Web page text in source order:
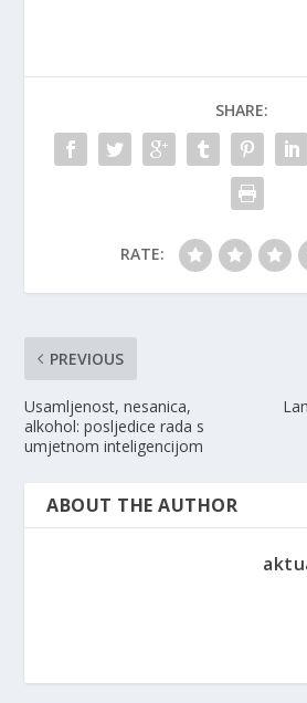
SHARE:
RATE:
PREVIOUS
Usamljenost, nesanica,
alkohol: posljedice rada s
umjetnom inteligencijom
ABOUT THE AUTHOR